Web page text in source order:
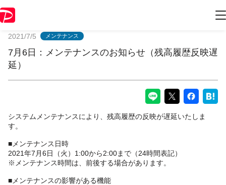
2021/7/5 メンテナンス
7月6日：メンテナンスのお知らせ（残高履歴反映遅
延）
システムメンテナンスにより、残高履歴の反映が遅延いたしま
す。
■メンテナンス日時
2021年7月6日（火）1:00から2:00まで（24時間表記）
※メンテナンス時間は、前後する場合があります。
■メンテナンスの影響がある機能